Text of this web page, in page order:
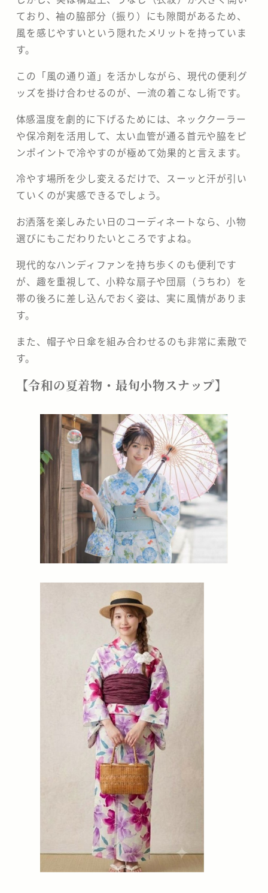
ており、袖の脇部分（振り）にも隙間があるため、
風を感じやすいという隠れたメリットを持っていま
す。
この「風の通り道」を活かしながら、現代の便利グ
ッズを掛け合わせるのが、一流の着こなし術です。
​体感温度を劇的に下げるためには、ネッククーラー
や保冷剤を活用して、太い血管が通る首元や脇をピ
ンポイントで冷やすのが極めて効果的と言えます。
冷やす場所を少し変えるだけで、スーッと汗が引い
ていくのが実感できるでしょう。
​お洒落を楽しみたい日のコーディネートなら、小物
選びにもこだわりたいところですよね。
現代的なハンディファンを持ち歩くのも便利です
が、趣を重視して、小粋な扇子や団扇（うちわ）を
帯の後ろに差し込んでおく姿は、実に風情がありま
す。
また、帽子や日傘を組み合わせるのも非常に素敵で
す。
​【令和の夏着物・最旬小物スナップ】